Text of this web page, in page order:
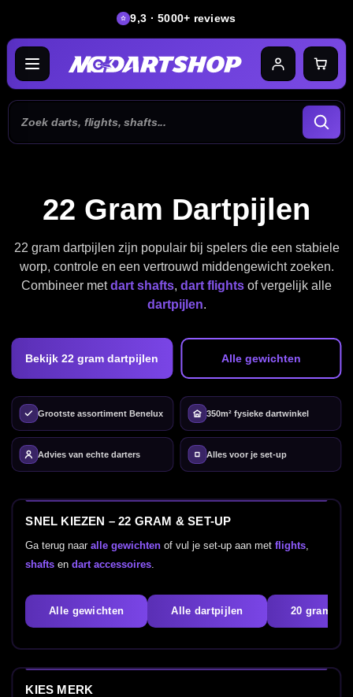
9,3 · 5000+ reviews
22 Gram Dartpijlen
22 gram dartpijlen zijn populair bij spelers die een stabiele
worp, controle en een vertrouwd middengewicht zoeken.
Combineer metdart shafts, dart flights of vergelijk alle
dartpijlen.
Bekijk 22 gram dartpijlen Alle gewichten
Grootste assortiment Benelux 350m² fysieke dartwinkel
Advies van echte darters Alles voor je set-up
SNEL KIEZEN – 22 GRAM & SET-UP
Ga terug naaralle gewichten of vul je set-up aan metflights,
shafts endart accessoires.
Alle gewichten Alle dartpijlen 20 gram
KIES MERK